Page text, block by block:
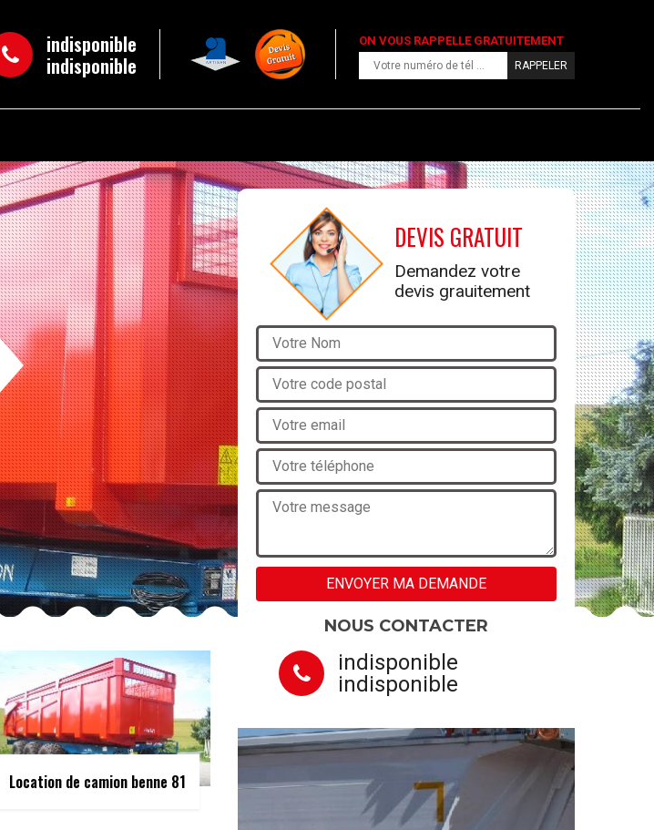
indisponible
indisponible
ON VOUS RAPPELLE GRATUITEMENT
Location de camion benne 81
DEVIS GRATUIT
Demandez votre
devis grauitement
NOUS CONTACTER
indisponible
indisponible